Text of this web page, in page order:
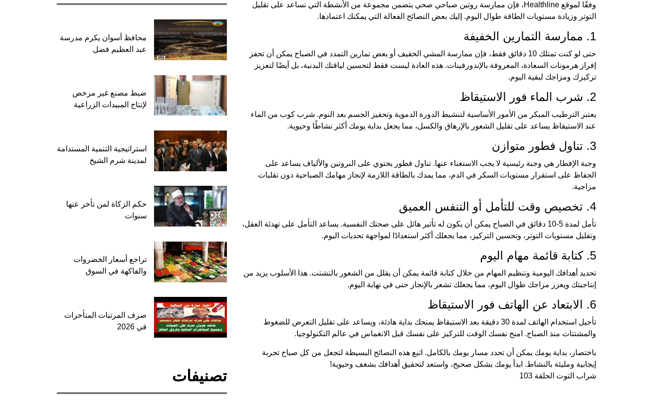
وفقًا لموقع Healthline، فإن ممارسة روتين صباحي صحي يتضمن مجموعة من الأنشطة التي تساعد على تقليل
التوتر وزيادة مستويات الطاقة طوال اليوم. إليك بعض النصائح الفعالة التي يمكنك اعتمادها.
1. ممارسة التمارين الخفيفة
حتى لو كنت تمتلك 10 دقائق فقط، فإن ممارسة المشي الخفيف أو بعض تمارين التمدد في الصباح يمكن أن تحفز
إفراز هرمونات السعادة، المعروفة بالإندورفينات. هذه العادة ليست فقط لتحسين لياقتك البدنية، بل أيضًا لتعزيز
تركيزك ومزاجك لبقية اليوم.
2. شرب الماء فور الاستيقاظ
يعتبر الترطيب المبكر من الأمور الأساسية لتنشيط الدورة الدموية وتحفيز الجسم بعد النوم. شرب كوب من الماء
عند الاستيقاظ يساعد على تقليل الشعور بالإرهاق والكسل، مما يجعل بداية يومك أكثر نشاطًا وحيوية.
3. تناول فطور متوازن
وجبة الإفطار هي وجبة رئيسية لا يجب الاستغناء عنها. تناول فطور يحتوي على البروتين والألياف يساعد على
الحفاظ على استقرار مستويات السكر في الدم، مما يمدك بالطاقة اللازمة لإنجاز مهامك الصباحية دون تقلبات
مزاجية.
4. تخصيص وقت للتأمل أو التنفس العميق
تأمل لمدة 5-10 دقائق في الصباح يمكن أن يكون له تأثير هائل على صحتك النفسية. يساعد التأمل على تهدئة العقل،
وتقليل مستويات التوتر، وتحسين التركيز، مما يجعلك أكثر استعدادًا لمواجهة تحديات اليوم.
5. كتابة قائمة مهام اليوم
تحديد أهدافك اليومية وتنظيم المهام من خلال كتابة قائمة يمكن أن يقلل من الشعور بالتشتت. هذا الأسلوب يزيد من
إنتاجيتك ويعزز مزاجك طوال اليوم، مما يجعلك تشعر بالإنجاز حتى في نهاية اليوم.
6. الابتعاد عن الهاتف فور الاستيقاظ
تأجيل استخدام الهاتف لمدة 30 دقيقة بعد الاستيقاظ يمنحك بداية هادئة، ويساعد على تقليل التعرض للضغوط
والمشتتات منذ الصباح. امنح نفسك الوقت للتركيز على نفسك قبل الانغماس في عالم التكنولوجيا.
باختصار، بداية يومك يمكن أن تحدد مسار يومك بالكامل. اتبع هذه النصائح البسيطة لتجعل من كل صباح تجربة
إيجابية ومليئة بالنشاط. ابدأ يومك بشكل صحيح، واستعد لتحقيق أهدافك بشغف وحيوية!
شراب التوت الحلقة 103
محافظ أسوان يكرم مدرسة
عبد العظيم فضل
ضبط مصنع غير مرخص
لإنتاج المبيدات الزراعية
استراتيجية التنمية المستدامة
لمدينة شرم الشيخ
حكم الزكاة لمن تأخر عنها
سنوات
تراجع أسعار الخضروات
والفاكهة في السوق
صرف المرتبات المتأخرات
في 2026
تصنيفات